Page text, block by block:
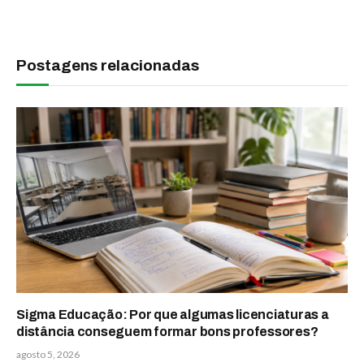
Postagens relacionadas
Sigma Educação: Por que algumas licenciaturas a
distância conseguem formar bons professores?
agosto 5, 2026